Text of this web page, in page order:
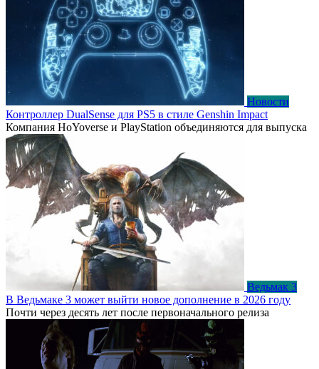
Новости
Контроллер DualSense для PS5 в стиле Genshin Impact
Компания HoYoverse и PlayStation объединяются для выпуска
Ведьмак 3
В Ведьмаке 3 может выйти новое дополнение в 2026 году
Почти через десять лет после первоначального релиза